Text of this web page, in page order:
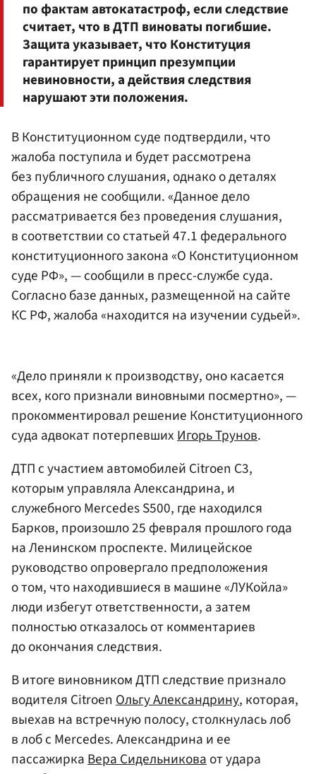
по фактам автокатастроф, если следствие
считает, что в ДТП виноваты погибшие.
Защита указывает, что Конституция
гарантирует принцип презумпции
невиновности, а действия следствия
нарушают эти положения.
В Конституционном суде подтвердили, что
жалоба поступила и будет рассмотрена
без публичного слушания, однако о деталях
обращения не сообщили. «Данное дело
рассматривается без проведения слушания,
в соответствии со статьей 47.1 федерального
конституционного закона «О Конституционном
суде РФ», — сообщили в пресс-службе суда.
Согласно базе данных, размещенной на сайте
КС РФ, жалоба «находится на изучении судьей».
«Дело приняли к производству, оно касается
всех, кого признали виновными посмертно», —
прокомментировал решение Конституционного
суда адвокат потерпевшихИгорь Трунов.
ДТП с участием автомобилей Citroen C3,
которым управляла Александрина, и
служебного Mercedes S500, где находился
Барков, произошло 25 февраля прошлого года
на Ленинском проспекте. Милицейское
руководство опровергало предположения
о том, что находившиеся в машине «ЛУКойла»
люди избегут ответственности, а затем
полностью отказалось от комментариев
до окончания следствия.
В итоге виновником ДТП следствие признало
водителя Citroen Ольгу Александрину, которая,
выехав на встречную полосу, столкнулась лоб
в лоб с Mercedes. Александрина и ее
пассажиркаВера Сидельниковаот удара